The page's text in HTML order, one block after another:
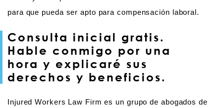
para que pueda ser apto para compensación laboral.
Consulta inicial gratis.
Hable conmigo por una
hora y explicaré sus
derechos y beneficios.
Injured Workers Law Firm es un grupo de abogados de